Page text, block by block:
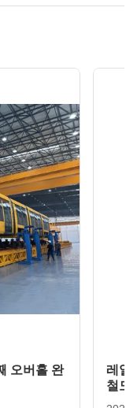
열
오버홀 완
레일
철도